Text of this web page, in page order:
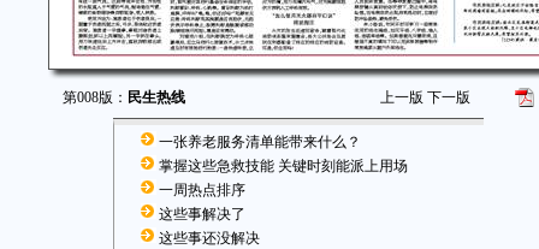
第008版： 民生热线 上一版 下一版
一张养老服务清单能带来什么？
掌握这些急救技能 关键时刻能派上用场
一周热点排序
这些事解决了
这些事还没解决